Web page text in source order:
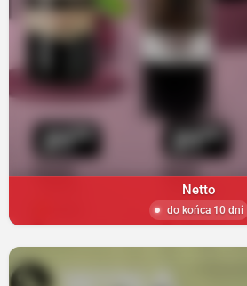
Netto
do końca 10 dni